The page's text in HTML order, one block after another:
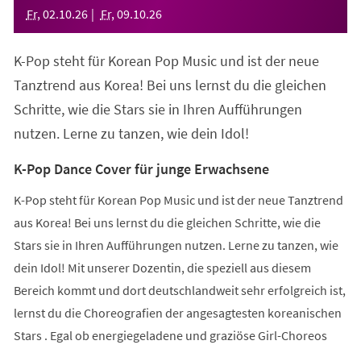
Fr, 02.10.26 Fr, 09.10.26
K-Pop steht für Korean Pop Music und ist der neue
Tanztrend aus Korea! Bei uns lernst du die gleichen
Schritte, wie die Stars sie in Ihren Aufführungen
nutzen. Lerne zu tanzen, wie dein Idol!
K-Pop Dance Cover für junge Erwachsene
K-Pop steht für Korean Pop Music und ist der neue Tanztrend
aus Korea! Bei uns lernst du die gleichen Schritte, wie die
Stars sie in Ihren Aufführungen nutzen. Lerne zu tanzen, wie
dein Idol! Mit unserer Dozentin, die speziell aus diesem
Bereich kommt und dort deutschlandweit sehr erfolgreich ist,
lernst du die Choreografien der angesagtesten koreanischen
Stars . Egal ob energiegeladene und graziöse Girl-Choreos